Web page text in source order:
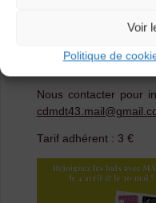
Voir
Politique de
semaine avant la date
Aucune pression,
Nous contacter pour
Tarif adhérent : 3 €